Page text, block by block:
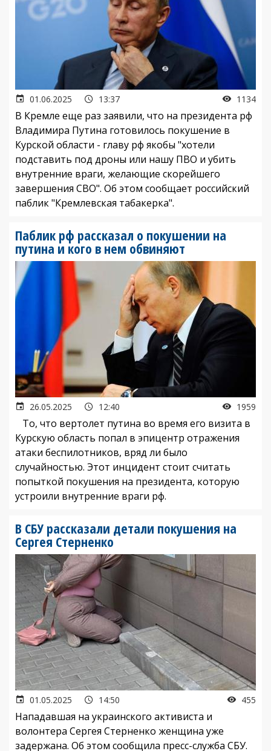
01.06.2025 13:37 1134
В Кремле еще раз заявили, что на президента рф
Владимира Путина готовилось покушение в
Курской области - главу рф якобы "хотели
подставить под дроны или нашу ПВО и убить
внутренние враги, желающие скорейшего
завершения СВО". Об этом сообщает российский
паблик "Кремлевская табакерка".
Паблик рф рассказал о покушении на
путина и кого в нем обвиняют
26.05.2025 12:40 1959
То, что вертолет путина во время его визита в
Курскую область попал в эпицентр отражения
атаки беспилотников, вряд ли было
случайностью. Этот инцидент стоит считать
попыткой покушения на президента, которую
устроили внутренние враги рф.
В СБУ рассказали детали покушения на
Сергея Стерненко
01.05.2025 14:50 455
Нападавшая на украинского активиста и
волонтера Сергея Стерненко женщина уже
задержана. Об этом сообщила пресс-служба СБУ.